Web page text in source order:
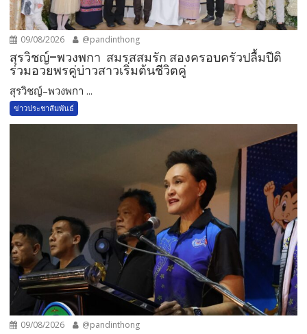
09/08/2026 @pandinthong
สุรวิชญ์–พวงพกา สมรสสมรัก สองครอบครัวปลื้มปีติ
ร่วมอวยพรคู่บ่าวสาวเริ่มต้นชีวิตคู่
สุรวิชญ์–พวงพกา ...
ข่าวประชาสัมพันธ์
09/08/2026 @pandinthong